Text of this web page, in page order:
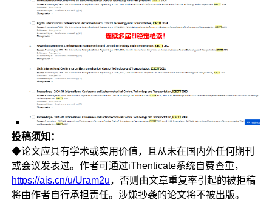
投稿须知：
◆论文应具有学术或实用价值，且从未在国内外任何期刊
或会议发表过。作者可通过iThenticate系统自费查重，
https://ais.cn/u/Uram2u，否则由文章重复率引起的被拒稿
将由作者自行承担责任。涉嫌抄袭的论文将不被出版。